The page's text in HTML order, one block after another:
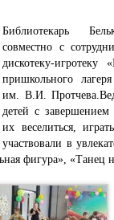
Библиотекарь
совместно с
дискотеку-игротеку
пришкольного
им. В.И. Протчева.
детей с
их веселиться,
в
фигура», «Танец